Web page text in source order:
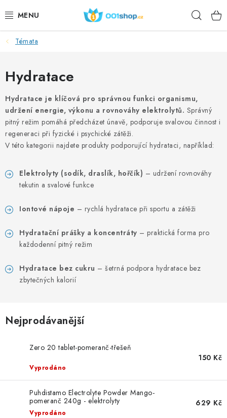
na
DOPLŇKY STRAVY
KOSMETIKA
SPORT
POTRAVINY
TÉMATA
AKCE
PORADNA
Jak nakupovat
Obchodní podmínky
Natural Health Store
Slovník pojmů
Témata
Hydratace
Hydratace je klíčová pro správnou funkci organismu,
udržení energie, výkonu a rovnováhy elektrolytů. Správný
pitný režim pomáhá předcházet únavě, podporuje svalovou činnost i
regeneraci při fyzické i psychické zátěži.
V této kategorii najdete produkty podporující hydrataci, například:
Elektrolyty (sodík, draslík, hořčík) – udržení rovnováhy
tekutin a svalové funkce
Iontové nápoje – rychlá hydratace při sportu a zátěži
Hydratační prášky a koncentráty – praktická forma pro
každodenní pitný režim
Hydratace bez cukru – šetrná podpora hydratace bez
zbytečných kalorií
Nejprodávanější
Zero 20 tablet-pomeranč-třešeň
Vyprodáno
150 Kč
Puhdistamo Electrolyte Powder Mango-
pomeranč 240g - elektrolyty
Vyprodáno
629 Kč